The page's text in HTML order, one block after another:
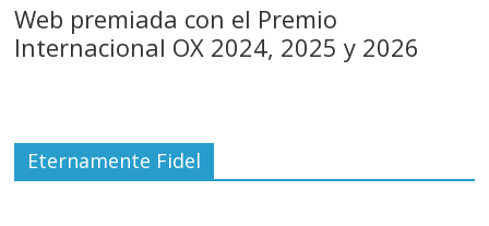
Web premiada con el Premio
Internacional OX 2024, 2025 y 2026
Eternamente Fidel